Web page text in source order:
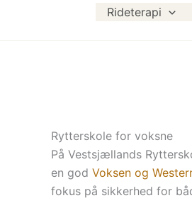
Rideterapi
Rytterskole for voksne
På Vestsjællands
en god Voksen og
fokus på sikkerhed for